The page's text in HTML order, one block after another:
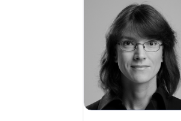
Koolitusel annab
millised
ehituslepingus
täitmine
probleemideta.
ehitusettevõtete
juristid; ehituse